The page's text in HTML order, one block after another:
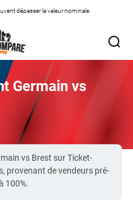
dépasser la valeur nominale.
Germain­ vs
vs Brest sur Ticket-
provenant de vendeurs pré-
100%.